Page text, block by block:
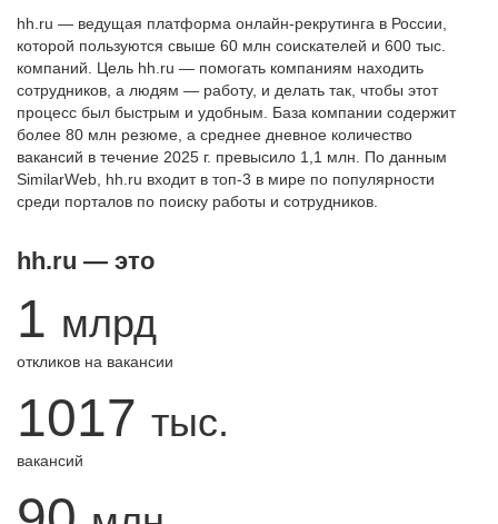
hh.ru — ведущая платформа онлайн-рекрутинга в России,
которой пользуются свыше 60 млн соискателей и 600 тыс.
компаний. Цель hh.ru — помогать компаниям находить
сотрудников, а людям — работу, и делать так, чтобы этот
процесс был быстрым и удобным. База компании содержит
более 80 млн резюме, а среднее дневное количество
вакансий в течение 2025 г. превысило 1,1 млн. По данным
SimilarWeb, hh.ru входит в топ-3 в мире по популярности
среди порталов по поиску работы и сотрудников.
hh.ru — это
1 млрд
откликов на вакансии
1017 тыс.
вакансий